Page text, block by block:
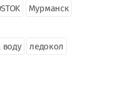
Мурманск
воду
ледокол